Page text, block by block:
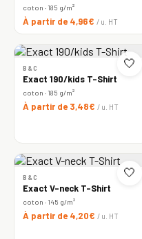
coton · 185 g/m²
À partir de 4,96€ / u. HT
🤍
B&C
Exact 190/kids T-Shirt
coton · 185 g/m²
À partir de 3,48€ / u. HT
🤍
B&C
Exact V-neck T-Shirt
coton · 145 g/m²
À partir de 4,20€ / u. HT